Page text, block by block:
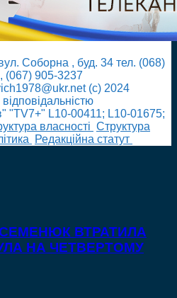
Соборна , буд. 34 тел. (068)
(067) 905-3237
(с) 2024
"TV7+" L10-00411; L10-01675;
власності Cтруктура
Редакційна статут
ВТРАТИЛА
НА ЧЕТВЕРТОМУ